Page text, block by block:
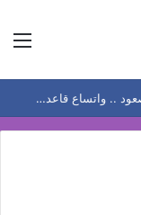
“جيهان يعقوب”: البورصة المصرية تواصل الصعود .. واتساع قاعدة المكاسب يعيد رسم خريطة الفرص